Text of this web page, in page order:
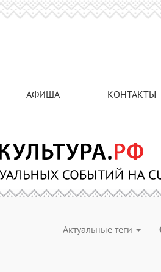
АФИША КОНТАКТЫ
Актуальные теги